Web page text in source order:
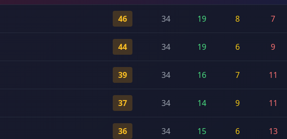
46 34 19 8 7
44 34 19 6 9
39 34 16 7 11
37 34 14 9 11
36 34 15 6 13